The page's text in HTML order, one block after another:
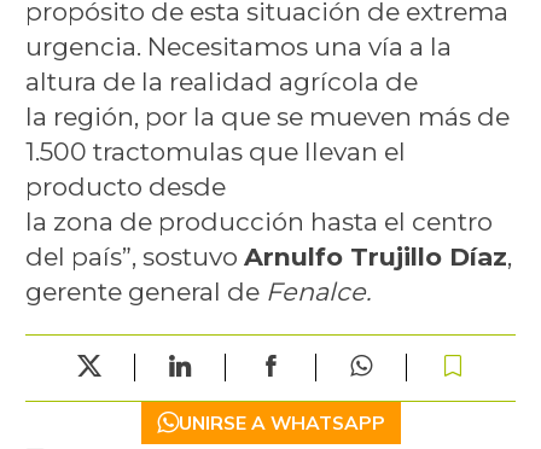
propósito de esta situación de extrema
urgencia. Necesitamos una vía a la
altura de la realidad agrícola de
la región, por la que se mueven más de
1.500 tractomulas que llevan el
producto desde
la zona de producción hasta el centro
del país”, sostuvo Arnulfo Trujillo Díaz,
gerente general deFenalce.
UNIRSE A WHATSAPP